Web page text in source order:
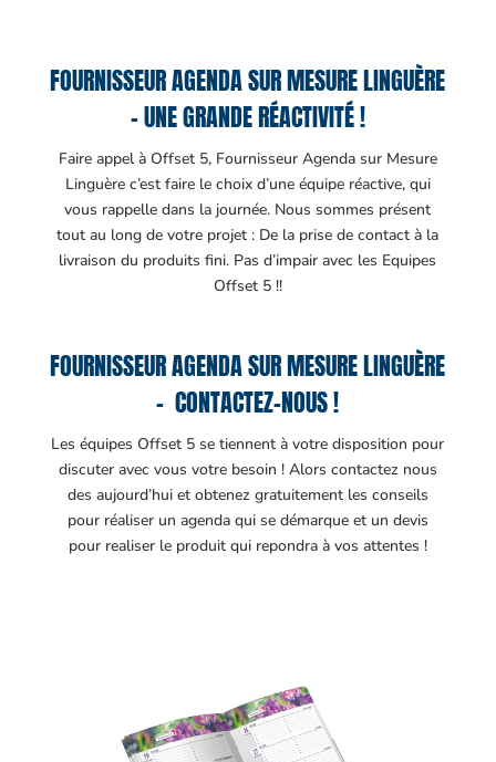
FOURNISSEUR AGENDA SUR MESURE LINGUÈRE
– UNE GRANDE RÉACTIVITÉ !
Faire appel à Offset 5, Fournisseur Agenda sur Mesure
Linguère c’est faire le choix d’une équipe réactive, qui
vous rappelle dans la journée. Nous sommes présent
tout au long de votre projet : De la prise de contact à la
livraison du produits fini. Pas d’impair avec les Equipes
Offset 5 !!
FOURNISSEUR AGENDA SUR MESURE LINGUÈRE
– CONTACTEZ-NOUS !
Les équipes Offset 5 se tiennent à votre disposition pour
discuter avec vous votre besoin ! Alors contactez nous
des aujourd’hui et obtenez gratuitement les conseils
pour réaliser un agenda qui se démarque et un devis
pour realiser le produit qui repondra à vos attentes !